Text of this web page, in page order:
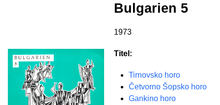
Bulgarien 5
1973
Titel:
Tirnovsko horo
Četvorno Šopsko horo
Gankino horo